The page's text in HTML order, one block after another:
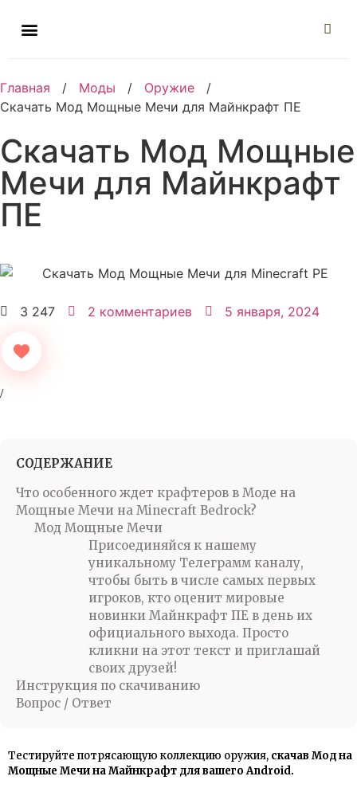
Главная / Моды / Оружие
/
Скачать Мод Мощные Мечи для Майнкрафт ПЕ
Скачать Мод Мощные
Мечи для Майнкрафт
ПЕ
3 247 2 комментариев 5 января, 2024
СОДЕРЖАНИЕ
Что особенного ждет крафтеров в Моде на
Мощные Мечи на Minecraft Bedrock?
Мод Мощные Мечи
Присоединяйся к нашему
уникальному Телеграмм каналу,
чтобы быть в числе самых первых
игроков, кто оценит мировые
новинки Майнкрафт ПЕ в день их
официального выхода. Просто
кликни на этот текст и приглашай
своих друзей!
Инструкция по скачиванию
Вопрос / Ответ
Тестируйте потрясающую коллекцию оружия, скачав Мод на
Мощные Мечи на Майнкрафт для вашего Android.